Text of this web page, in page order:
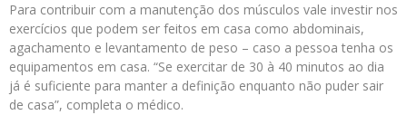
Para contribuir com a manutenção dos músculos vale investir nos
exercícios que podem ser feitos em casa como abdominais,
agachamento e levantamento de peso – caso a pessoa tenha os
equipamentos em casa. “Se exercitar de 30 à 40 minutos ao dia
já é suficiente para manter a definição enquanto não puder sair
de casa”, completa o médico.